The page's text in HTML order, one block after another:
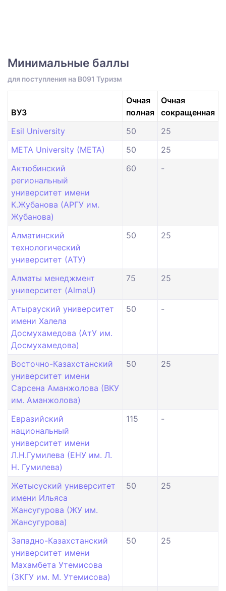
Минимальные баллы
для поступления на B091 Туризм
ВУЗ
Очная
полная
Очная
сокращенная
Esil University
50
25
META University (META)
50
25
Актюбинский
региональный
университет имени
К.Жубанова (АРГУ им.
Жубанова)
60 -
Алматинский
технологический
университет (АТУ)
50 25
Алматы менеджмент
университет (AlmaU)
75 25
Атырауский университет
имени Халела
Досмухамедова (АтУ им.
Досмухамедова)
50 -
Восточно-Казахстанский
университет имени
Сарсена Аманжолова (ВКУ
им. Аманжолова)
50 25
Евразийский
национальный
университет имени
Л.Н.Гумилева (ЕНУ им. Л.
Н. Гумилева)
115 -
Жетысуский университет
имени Ильяса
Жансугурова (ЖУ им.
Жансугурова)
50 25
Западно-Казахстанский
университет имени
Махамбета Утемисова
(ЗКГУ им. М. Утемисова)
50 25